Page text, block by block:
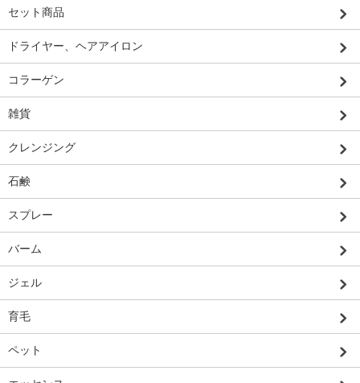
セット商品
ドライヤー、ヘアアイロン
コラーゲン
雑貨
クレンジング
石鹸
スプレー
バーム
ジェル
育毛
ペット